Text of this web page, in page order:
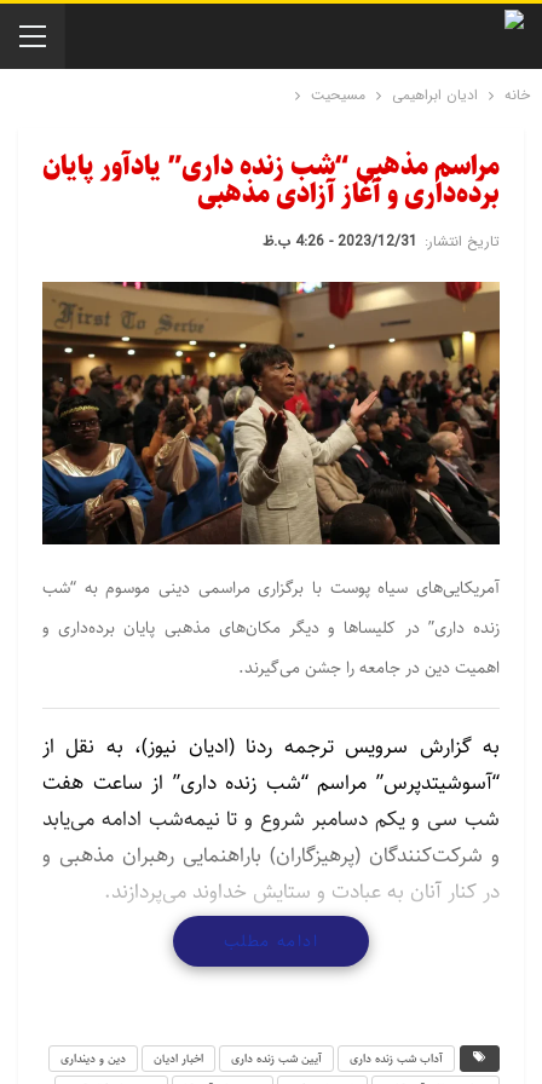
خانه ادیان ابراهیمی مسیحیت
مراسم مذهبی “شب زنده داری” یادآور پایان
برده‌داری و آغاز آزادی مذهبی
تاریخ انتشار: 2023/12/31 - 4:26 ب.ظ
آمریکایی‌های سیاه پوست با برگزاری مراسمی دینی موسوم به “شب
زنده داری” در کلیساها و دیگر مکان‌های مذهبی پایان برده‌داری و
اهمیت دین در جامعه را جشن می‌گیرند.
به گزارش سرویس ترجمه ردنا (ادیان نیوز)، به نقل از
“آسوشیتدپرس” مراسم “شب زنده داری” از ساعت هفت
شب سی و یکم دسامبر شروع و تا نیمه‌شب ادامه می‌یابد
و شرکت‌کنندگان (پرهیزگاران) باراهنمایی رهبران مذهبی و
در کنار آنان به عبادت و ستایش خداوند می‌پردازند.
مراسم شب زنده داری که امروزه هرساله در شب سی و
یکم دسامبر از سوی سیاه‌پوستان آمریکا برگزار می‌شود
و شصت‌ودو” میلادی اشاره می‌کند، شبی که بسیاری از
ادامه مطلب
آداب شب زنده داری آیین شب زنده داری اخبار ادیان
دین و دینداری